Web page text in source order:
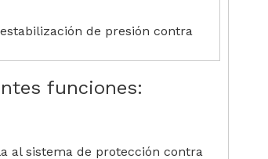
de presión contra
funciones:
al sistema de protección contra